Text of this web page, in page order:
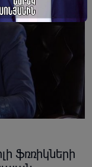
ֆռռիկների